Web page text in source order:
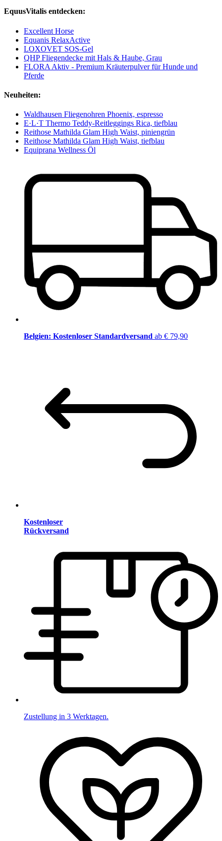
EquusVitalis entdecken:
Excellent Horse
Equanis RelaxActive
LOXOVET SOS-Gel
QHP Fliegendecke mit Hals & Haube, Grau
FLORA Aktiv - Premium Kräuterpulver für Hunde und
Pferde
Neuheiten:
Waldhausen Fliegenohren Phoenix, espresso
E·L·T Thermo Teddy-Reitleggings Rica, tiefblau
Reithose Mathilda Glam High Waist, piniengrün
Reithose Mathilda Glam High Waist, tiefblau
Equiprana Wellness Öl
Belgien: Kostenloser Standardversand ab € 79,90
Kostenloser
Rückversand
Zustellung in 3 Werktagen.